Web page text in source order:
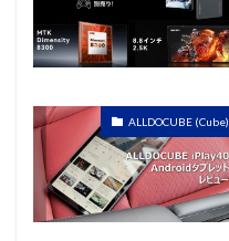
ALLDOCUBE (Cube)